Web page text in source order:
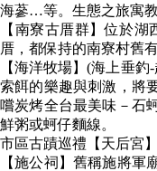
海蔘…等。生態之旅寓教
【南寮古厝群】位於
厝，都保持的南寮村舊
【海洋牧場】(海上垂
索餌的樂趣與刺激，將
嚐炭烤全台最美味－石
鮮粥或蚵仔麵線。
市區古蹟巡禮【天后宮
【施公祠】舊稱施將